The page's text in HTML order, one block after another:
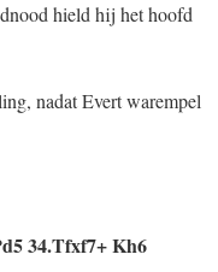
hield hij het hoofd
nadat Evert warempel
34.Tfxf7+ Kh6